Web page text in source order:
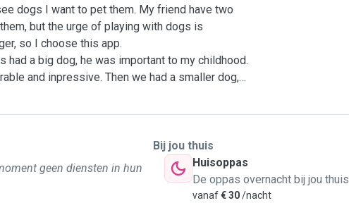
dogs I want to pet them. My friend have two
but the urge of playing with dogs is
so I choose this app.
had a big dog, he was important to my childhood.
and inpressive. Then we had a smaller dog,
for almost ten years, and after that, my parents
saving club in my university, so I do have
of infant dogs and adult dogs. Included feeding,
I also have experience of Take care of cats, I did
feeding, playing, dealing with their 💩.
visit pleas look at me, I am living in a studio
geen diensten in hun
Bij jou thuis
Huisoppas
De oppas overnacht bij jou thuis
vanaf€ 30/nacht